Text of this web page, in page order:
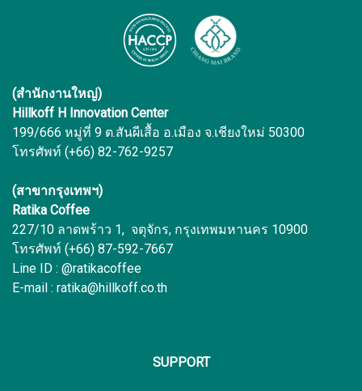
(สำนักงานใหญ่)
Hillkoff H Innovation Center
199/666 หมู่ที่ 9 ต.สันผีเสื้อ อ.เมือง จ.เชียงใหม่ 50300
โทรศัพท์ (+66) 82-762-9257
(สาขากรุงเทพฯ)
Ratika Coffee
227/10 ลาดพร้าว 1, จตุจักร, กรุงเทพมหานคร 10900
โทรศัพท์ (+66) 87-592-7667
Line ID : @ratikacoffee
E-mail : ratika@hillkoff.co.th
SUPPORT